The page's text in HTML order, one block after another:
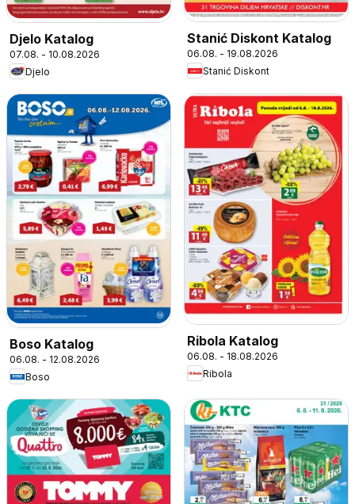
Djelo Katalog
07.08. - 10.08.2026
Djelo
Stanić Diskont Katalog
06.08. - 19.08.2026
Stanić Diskont
Boso Katalog
06.08. - 12.08.2026
Boso
Ribola Katalog
06.08. - 18.08.2026
Ribola